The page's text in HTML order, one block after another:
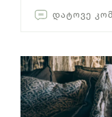
ᲓᲐᲢᲝᲕᲔ